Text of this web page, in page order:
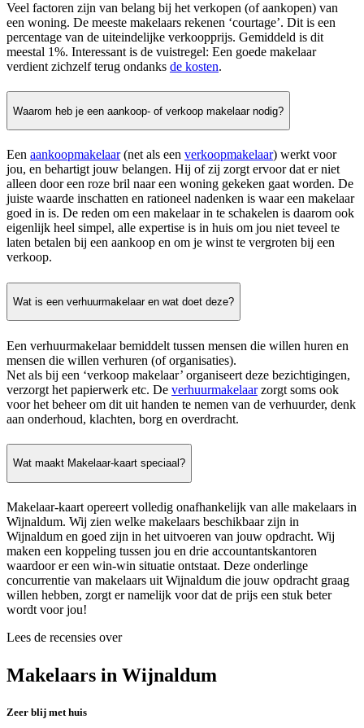
Veel factoren zijn van belang bij het verkopen (of aankopen) van
een woning. De meeste makelaars rekenen ‘courtage’. Dit is een
percentage van de uiteindelijke verkoopprijs. Gemiddeld is dit
meestal 1%. Interessant is de vuistregel: Een goede makelaar
verdient zichzelf terug ondanks de kosten.
Waarom heb je een aankoop- of verkoop makelaar nodig?
Een aankoopmakelaar(net als een verkoopmakelaar) werkt voor
jou, en behartigt jouw belangen. Hij of zij zorgt ervoor dat er niet
alleen door een roze bril naar een woning gekeken gaat worden. De
juiste waarde inschatten en rationeel nadenken is waar een makelaar
goed in is. De reden om een makelaar in te schakelen is daarom ook
eigenlijk heel simpel, alle expertise is in huis om jou niet teveel te
laten betalen bij een aankoop en om je winst te vergroten bij een
verkoop.
Wat is een verhuurmakelaar en wat doet deze?
Een verhuurmakelaar bemiddelt tussen mensen die willen huren en
mensen die willen verhuren (of organisaties).
Net als bij een ‘verkoop makelaar’ organiseert deze bezichtigingen,
verzorgt het papierwerk etc. De verhuurmakelaarzorgt soms ook
voor het beheer om dit uit handen te nemen van de verhuurder, denk
aan onderhoud, klachten, borg en overdracht.
Wat maakt Makelaar-kaart speciaal?
Makelaar-kaart opereert volledig onafhankelijk van alle makelaars in
Wijnaldum. Wij zien welke makelaars beschikbaar zijn in
Wijnaldum en goed zijn in het uitvoeren van jouw opdracht. Wij
maken een koppeling tussen jou en drie accountantskantoren
waardoor er een win-win situatie ontstaat. Deze onderlinge
concurrentie van makelaars uit Wijnaldum die jouw opdracht graag
willen hebben, zorgt er namelijk voor dat de prijs een stuk beter
wordt voor jou!
Lees de recensies over
Makelaars in Wijnaldum
Zeer blij met huis